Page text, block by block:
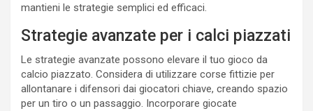
mantieni le strategie semplici ed efficaci.
Strategie avanzate per i calci piazzati
Le strategie avanzate possono elevare il tuo gioco da
calcio piazzato. Considera di utilizzare corse fittizie per
allontanare i difensori dai giocatori chiave, creando spazio
per un tiro o un passaggio. Incorporare giocate